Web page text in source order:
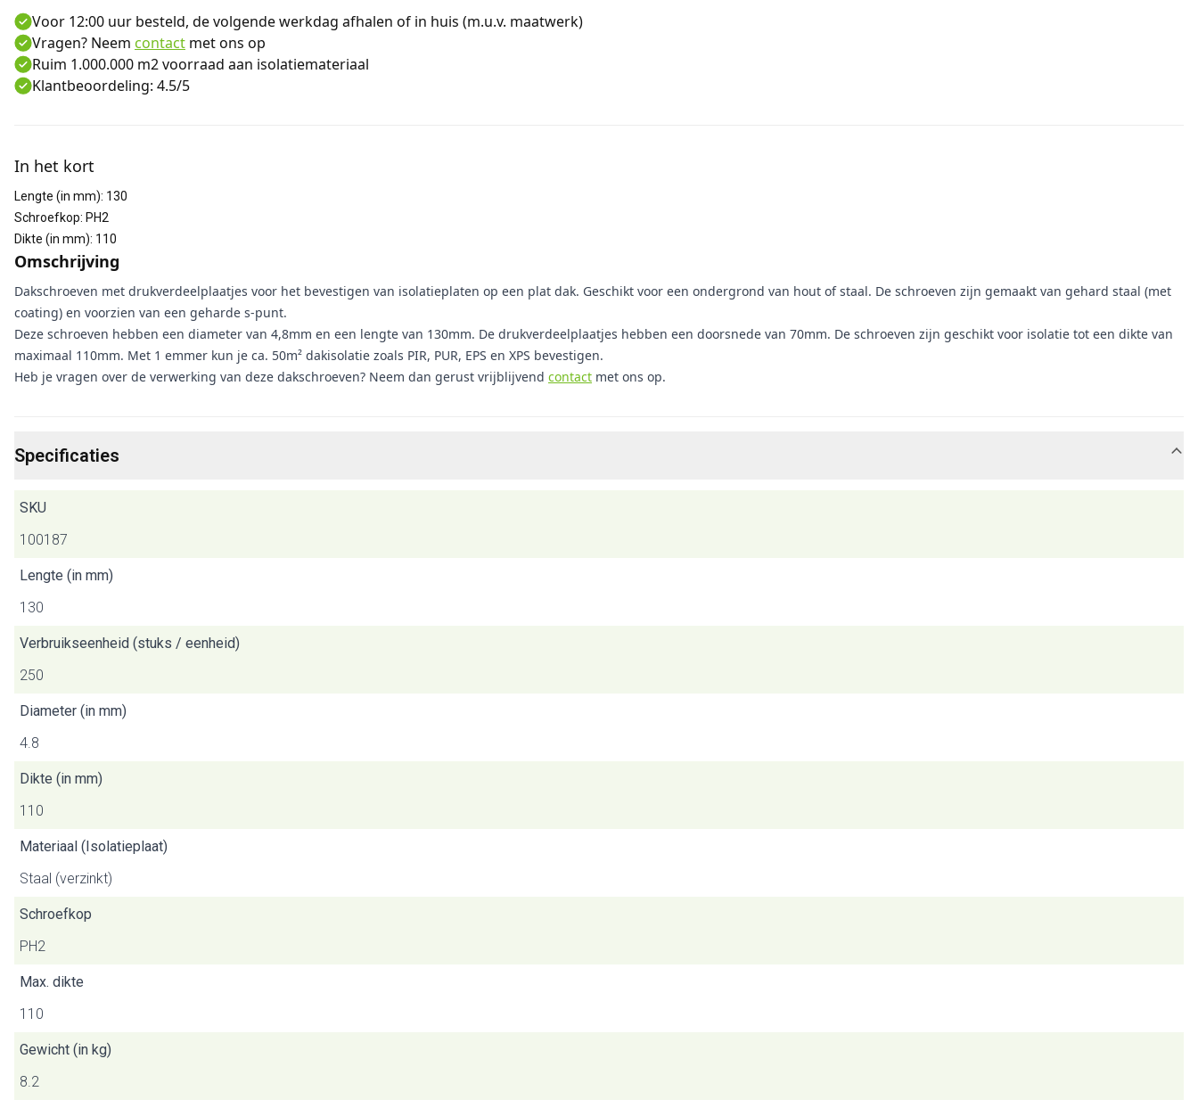
Voor 12:00 uur besteld, de volgende werkdag afhalen of in huis (m.u.v. maatwerk)
Vragen? Neem contact met ons op
Ruim 1.000.000 m2 voorraad aan isolatiemateriaal
Klantbeoordeling: 4.5/5
In het kort
Lengte (in mm): 130
Schroefkop: PH2
Dikte (in mm): 110
Omschrijving
Dakschroeven met drukverdeelplaatjes voor het bevestigen van isolatieplaten op een plat dak. Geschikt voor een ondergrond van hout of staal. De schroeven zijn gemaakt van gehard staal (met
coating) en voorzien van een geharde s-punt.
Deze schroeven hebben een diameter van 4,8mm en een lengte van 130mm. De drukverdeelplaatjes hebben een doorsnede van 70mm. De schroeven zijn geschikt voor isolatie tot een dikte van
maximaal 110mm. Met 1 emmer kun je ca. 50m² dakisolatie zoals PIR, PUR, EPS en XPS bevestigen.
Heb je vragen over de verwerking van deze dakschroeven? Neem dan gerust vrijblijvend contact met ons op.
Specificaties
SKU
100187
Lengte (in mm)
130
Verbruikseenheid (stuks / eenheid)
250
Diameter (in mm)
4.8
Dikte (in mm)
110
Materiaal (Isolatieplaat)
Staal (verzinkt)
Schroefkop
PH2
Max. dikte
110
Gewicht (in kg)
8.2